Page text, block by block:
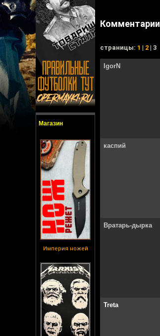
Магазин
Империя ножей
Комментарии
cтраницы: 1 | 2 | 3
IgorN
каспий
Вратарь-дырка
Treta